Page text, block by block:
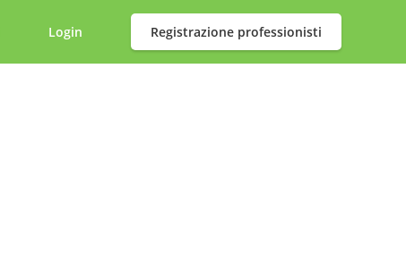
Login Registrazione professionisti